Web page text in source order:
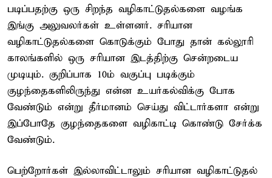
படிப்பதற்கு ஒரு சிறந்த வழிகாட்டுதல்களை வழங்க
இங்கு அலுவலர்கள் உள்ளனர். சரியான
வழிகாட்டுதல்களை கொடுக்கும் போது தான் கல்லூரி
காலங்களில் ஒரு சரியான இடத்திற்கு சென்றடைய
முடியும். குறிப்பாக 10ம் வகுப்பு படிக்கும்
குழந்தைகளிலிருந்து என்ன உயர்கல்விக்கு போக
வேண்டும் என்று தீர்மானம் செய்து விட்டார்களா என்று
இப்போதே குழந்தைகளை வழிகாட்டி கொண்டு சேர்க்க
வேண்டும்.
பெற்றோர்கள் இல்லாவிட்டாலும் சரியான வழிகாட்டுதல்